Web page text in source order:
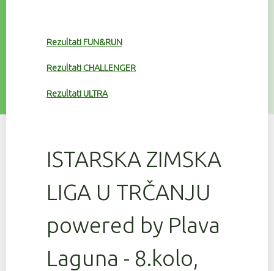
Rezultati FUN&RUN
Rezultati CHALLENGER
Rezultati ULTRA
ISTARSKA ZIMSKA
LIGA U TRČANJU
powered by Plava
Laguna - 8.kolo,